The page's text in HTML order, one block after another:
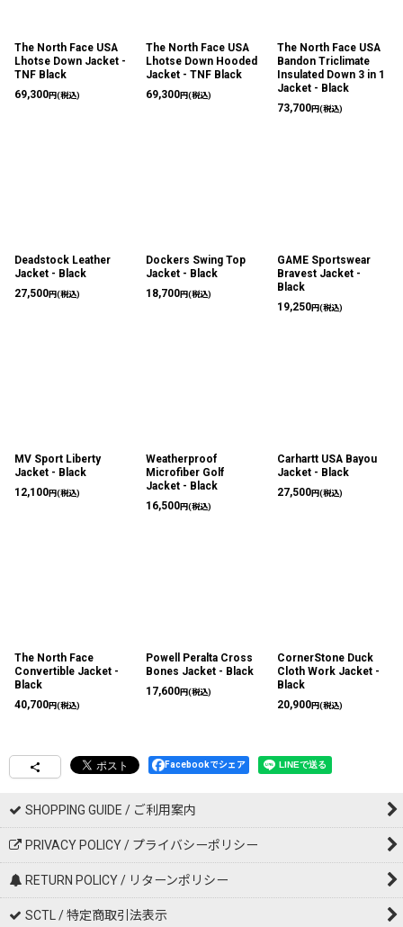
The North Face USA
Lhotse Down Jacket -
TNF Black
69,300円(税込)
The North Face USA
Lhotse Down Hooded
Jacket - TNF Black
69,300円(税込)
The North Face USA
Bandon Triclimate
Insulated Down 3 in 1
Jacket - Black
73,700円(税込)
Deadstock Leather
Jacket - Black
27,500円(税込)
Dockers Swing Top
Jacket - Black
18,700円(税込)
GAME Sportswear
Bravest Jacket -
Black
19,250円(税込)
MV Sport Liberty
Jacket - Black
12,100円(税込)
Weatherproof
Microfiber Golf
Jacket - Black
16,500円(税込)
Carhartt USA Bayou
Jacket - Black
27,500円(税込)
The North Face
Convertible Jacket -
Black
40,700円(税込)
Powell Peralta Cross
Bones Jacket - Black
17,600円(税込)
CornerStone Duck
Cloth Work Jacket -
Black
20,900円(税込)
Facebookでシェア
SHOPPING GUIDE / ご利用案内
PRIVACY POLICY / プライバシーポリシー
RETURN POLICY / リターンポリシー
SCTL / 特定商取引法表示